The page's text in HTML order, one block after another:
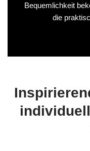
Bequemlichkeit
die